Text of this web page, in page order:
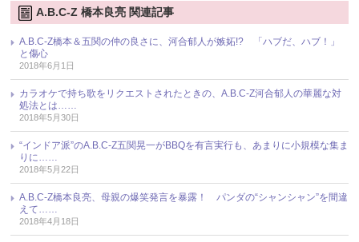
A.B.C-Z 橋本良亮 関連記事
A.B.C-Z橋本＆五関の仲の良さに、河合郁人が嫉妬!? 「ハブだ、ハブ！」
と傷心
2018年6月1日
カラオケで持ち歌をリクエストされたときの、A.B.C-Z河合郁人の華麗な対
処法とは……
2018年5月30日
“インドア派”のA.B.C-Z五関晃一がBBQを有言実行も、あまりに小規模な集ま
りに……
2018年5月22日
A.B.C-Z橋本良亮、母親の爆笑発言を暴露！ パンダの“シャンシャン”を間違
えて……
2018年4月18日